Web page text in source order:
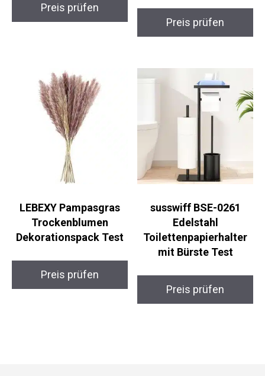
Preis prüfen
Preis prüfen
LEBEXY Pampasgras
Trockenblumen
Dekorationspack Test
Preis prüfen
susswiff BSE-0261
Edelstahl
Toilettenpapierhalter
mit Bürste Test
Preis prüfen